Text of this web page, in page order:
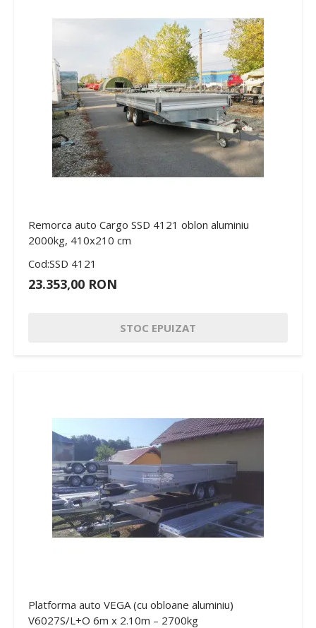
Remorca auto Cargo SSD 4121 oblon aluminiu
2000kg, 410x210 cm
Cod:SSD 4121
23.353,00 RON
STOC EPUIZAT
Platforma auto VEGA (cu obloane aluminiu)
V6027S/L+O 6m x 2.10m – 2700kg